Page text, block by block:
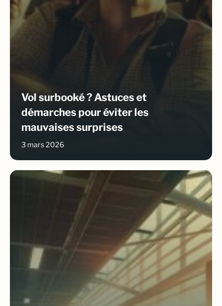
Vol surbooké ? Astuces et
démarches pour éviter les
mauvaises surprises
3 mars 2026